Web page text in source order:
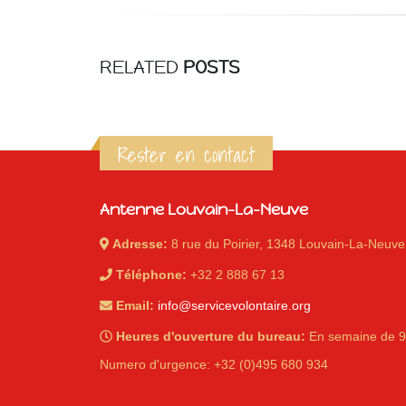
RELATED POSTS
Rester en contact
Antenne Louvain-La-Neuve
Adresse: 8 rue du Poirier, 1348 Louvain-La-Neuve
Téléphone: +32 2 888 67 13
Email: info@servicevolontaire.org
Heures d'ouverture du bureau: En semaine de
Numero d'urgence: +32 (0)495 680 934